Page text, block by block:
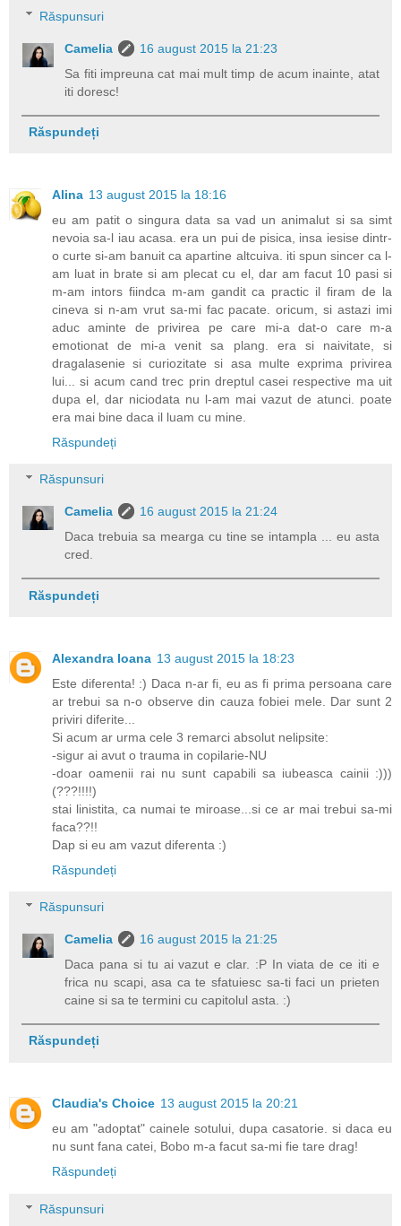
Răspunsuri
Camelia
16 august 2015 la 21:23
Sa fiti impreuna cat mai mult timp de acum inainte, atat
iti doresc!
Răspundeți
Alina 13 august 2015 la 18:16
eu am patit o singura data sa vad un animalut si sa simt
nevoia sa-l iau acasa. era un pui de pisica, insa iesise dintr-
o curte si-am banuit ca apartine altcuiva. iti spun sincer ca l-
am luat in brate si am plecat cu el, dar am facut 10 pasi si
m-am intors fiindca m-am gandit ca practic il firam de la
cineva si n-am vrut sa-mi fac pacate. oricum, si astazi imi
aduc aminte de privirea pe care mi-a dat-o care m-a
emotionat de mi-a venit sa plang. era si naivitate, si
dragalasenie si curiozitate si asa multe exprima privirea
lui... si acum cand trec prin dreptul casei respective ma uit
dupa el, dar niciodata nu l-am mai vazut de atunci. poate
era mai bine daca il luam cu mine.
Răspundeți
Răspunsuri
Camelia
16 august 2015 la 21:24
Daca trebuia sa mearga cu tine se intampla ... eu asta
cred.
Răspundeți
Alexandra Ioana 13 august 2015 la 18:23
Este diferenta! :) Daca n-ar fi, eu as fi prima persoana care
ar trebui sa n-o observe din cauza fobiei mele. Dar sunt 2
priviri diferite...
Si acum ar urma cele 3 remarci absolut nelipsite:
-sigur ai avut o trauma in copilarie-NU
-doar oamenii rai nu sunt capabili sa iubeasca cainii :)))
(???!!!!)
stai linistita, ca numai te miroase...si ce ar mai trebui sa-mi
faca??!!
Dap si eu am vazut diferenta :)
Răspundeți
Răspunsuri
Camelia
16 august 2015 la 21:25
Daca pana si tu ai vazut e clar. :P In viata de ce iti e
frica nu scapi, asa ca te sfatuiesc sa-ti faci un prieten
caine si sa te termini cu capitolul asta. :)
Răspundeți
Claudia's Choice 13 august 2015 la 20:21
eu am "adoptat" cainele sotului, dupa casatorie. si daca eu
nu sunt fana catei, Bobo m-a facut sa-mi fie tare drag!
Răspundeți
Răspunsuri